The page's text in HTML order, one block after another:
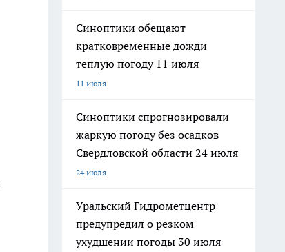
Синоптики обещают
кратковременные дожди
теплую погоду 11 июля
11 июля
Синоптики спрогнозировали
жаркую погоду без осадков
Свердловской области 24 июля
24 июля
Уральский Гидрометцентр
предупредил о резком
ухудшении погоды 30 июля